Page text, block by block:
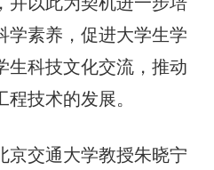
学素养，促进大学生学
生科技文化交流，推动
技术的发展。
京交通大学教授朱晓宁